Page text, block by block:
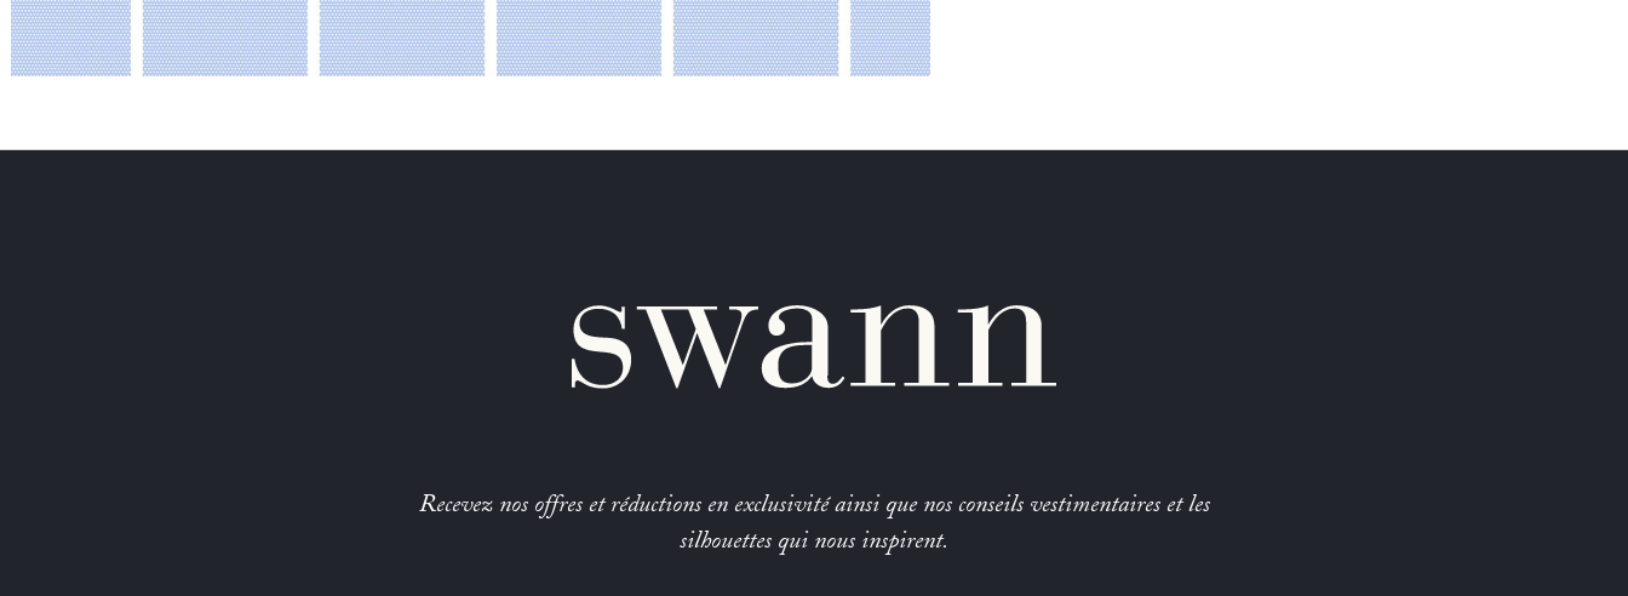
Recevez nos offres et réductions en exclusivité ainsi que nos conseils vestimentaires et les
silhouettes qui nous inspirent.